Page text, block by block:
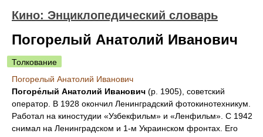
Кино: Энциклопедический словарь
Погорелый Анатолий Иванович
Толкование
Погорелый Анатолий Иванович
Погоре́лый Анатолий Иванович (р. 1905), советский
оператор. В 1928 окончил Ленинградский фотокинотехникум.
Работал на киностудии «Узбекфильм» и «Ленфильм». С 1942
снимал на Ленинградском и 1-м Украинском фронтах. Его